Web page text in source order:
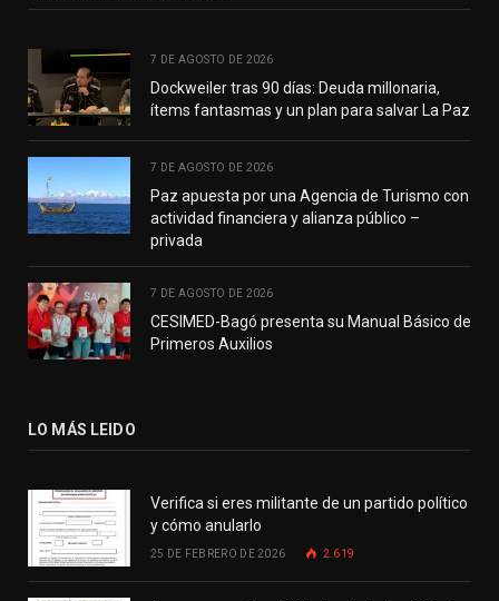
7 DE AGOSTO DE 2026
Dockweiler tras 90 días: Deuda millonaria,
ítems fantasmas y un plan para salvar La Paz
7 DE AGOSTO DE 2026
Paz apuesta por una Agencia de Turismo con
actividad financiera y alianza público –
privada
7 DE AGOSTO DE 2026
CESIMED-Bagó presenta su Manual Básico de
Primeros Auxilios
LO MÁS LEIDO
Verifica si eres militante de un partido político
y cómo anularlo
25 DE FEBRERO DE 2026 2.619